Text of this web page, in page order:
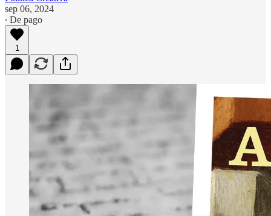
sep 06, 2024
∙ De pago
1